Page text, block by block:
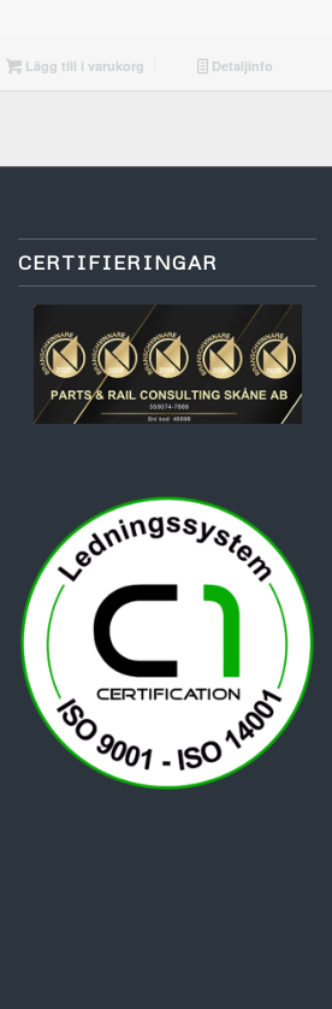
Lägg till i varukorg Detaljinfo
CERTIFIERINGAR